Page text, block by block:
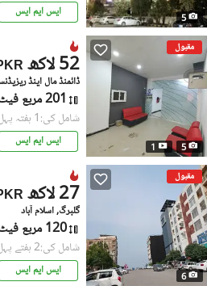
5 ایس ایم ایس
مقبول
5
1
52 لاکھ
ڈائمنڈ مال اینڈ
201 مربع فیٹ
شامل کی:1 ہفتہ پہل
ایس ایم ایس
مقبول
6
27 لاکھ
گلبرگ, اسلام آباد
120 مربع فیٹ
شامل کی:2 ہفتے پہل
ایس ایم ایس